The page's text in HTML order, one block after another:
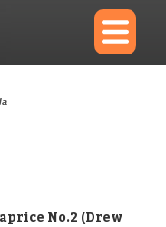
×
No.2 (Drew